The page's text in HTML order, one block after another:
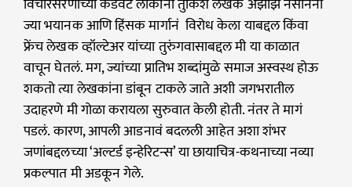
विचारसरणीच्या कडवट लोकांनी तुर्किश लेखक अझीझ नेसीनना
ज्या भयानक आणि हिंसक मार्गानं विरोध केला याबद्दल किंवा
फ्रेंच लेखक व्हॉल्टेअर यांच्या तुरुंगवासाबद्दल मी या काळात
वाचून घेतलं. मग, ज्यांच्या प्रातिभ शब्दांमुळे समाज अस्वस्थ होऊ
शकतो त्या लेखकांना डांबून टाकले जाते अशी जगभरातील
उदाहरणे मी गोळा करायला सुरुवात केली होती. नंतर ते मागं
पडलं. कारण, आपली आडनावं बदलली आहेत अशा शंभर
जणांबद्दलच्या ‘अल्टर्ड इन्हेरिटन्स’ या छायाचित्र-कथनाच्या नव्या
प्रकल्पात मी अडकून गेले.